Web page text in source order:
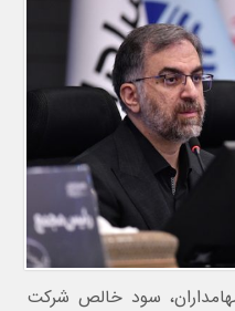
سود خالص شرکت